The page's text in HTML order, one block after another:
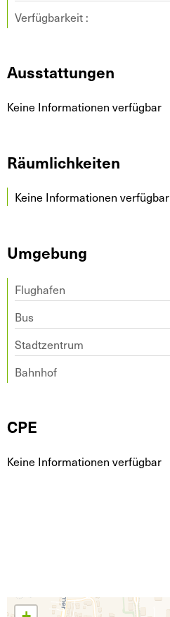
Verfügbarkeit :
Ausstattungen
Keine Informationen verfügbar
Räumlichkeiten
Keine Informationen verfügbar
Umgebung
Flughafen
Bus
Stadtzentrum
Bahnhof
CPE
Keine Informationen verfügbar